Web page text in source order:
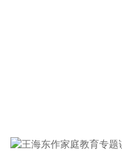
入内陆后，低空风切